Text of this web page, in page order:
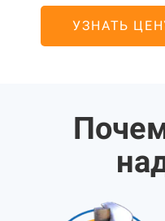
УЗНАТЬ